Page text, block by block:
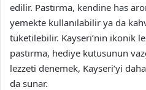
edilir. Pastırma, kendine has
yemekte kullanılabilir ya da
tüketilebilir. Kayseri’nin ikonik
pastırma, hediye kutusunun
lezzeti denemek, Kayseri’yi daha
da sunar.